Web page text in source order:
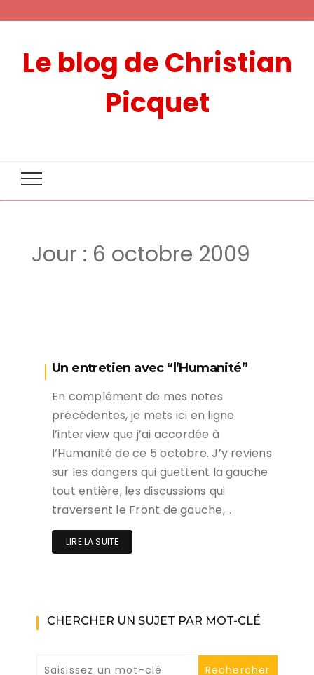
Le blog de Christian
Picquet
Jour : 6 octobre 2009
Un entretien avec “l’Humanité”
En complément de mes notes
précédentes, je mets ici en ligne
l’interview que j’ai accordée à
l’Humanité de ce 5 octobre. J’y reviens
sur les dangers qui guettent la gauche
tout entière, les discussions qui
traversent le Front de gauche,…
LIRE LA SUITE
CHERCHER UN SUJET PAR MOT-CLÉ